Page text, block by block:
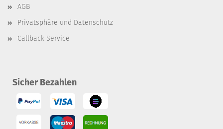
AGB
Privatsphäre und Datenschutz
Callback Service
Sicher Bezahlen